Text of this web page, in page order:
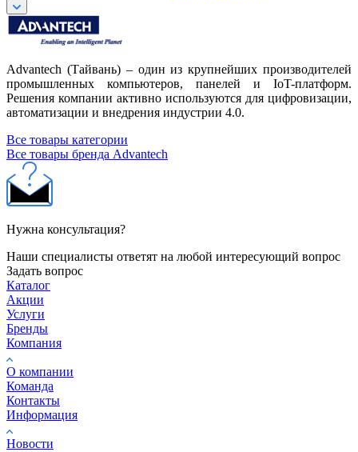
Advantech (Тайвань) – один из крупнейших производителей
промышленных компьютеров, панелей и IoT-платформ.
Решения компании активно используются для цифровизации,
автоматизации и внедрения индустрии 4.0.
Все товары категории
Все товары бренда Advantech
Нужна консультация?
Наши специалисты ответят на любой интересующий вопрос
Задать вопрос
Каталог
Акции
Услуги
Бренды
Компания
О компании
Команда
Контакты
Информация
Новости